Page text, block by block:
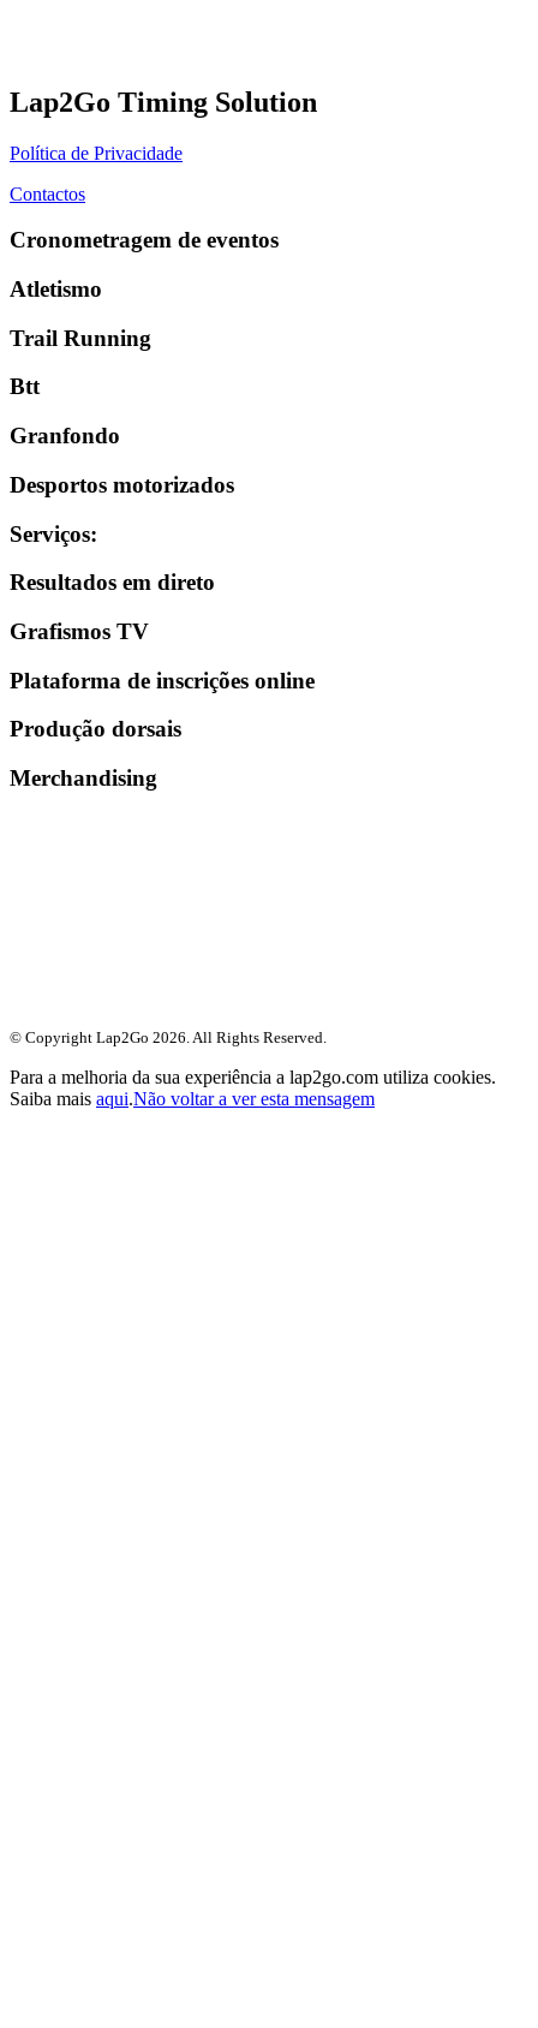
Lap2Go Timing Solution
Política de Privacidade
Contactos
Cronometragem de eventos
Atletismo
Trail Running
Btt
Granfondo
Desportos motorizados
Serviços:
Resultados em direto
Grafismos TV
Plataforma de inscrições online
Produção dorsais
Merchandising
© Copyright Lap2Go 2026 . All Rights Reserved.
Para a melhoria da sua experiência a lap2go.com utiliza cookies.
Saiba mais aqui.Não voltar a ver esta mensagem